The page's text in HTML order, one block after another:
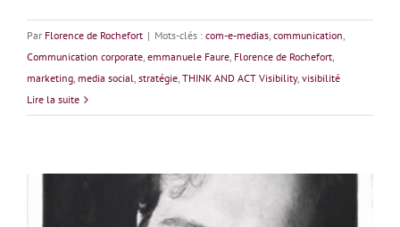
Par Florence de Rochefort | Mots-clés : com-e-medias, communication,
Communication corporate, emmanuele Faure, Florence de Rochefort,
marketing, media social, stratégie, THINK AND ACT Visibility, visibilité
Lire la suite